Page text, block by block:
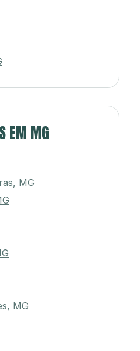
EM MG
MG
MG